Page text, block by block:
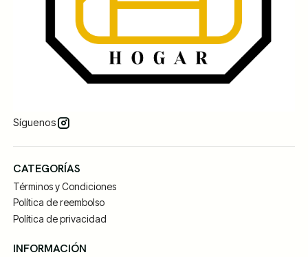
Síguenos
CATEGORÍAS
Términos y Condiciones
Política de reembolso
Política de privacidad
INFORMACIÓN